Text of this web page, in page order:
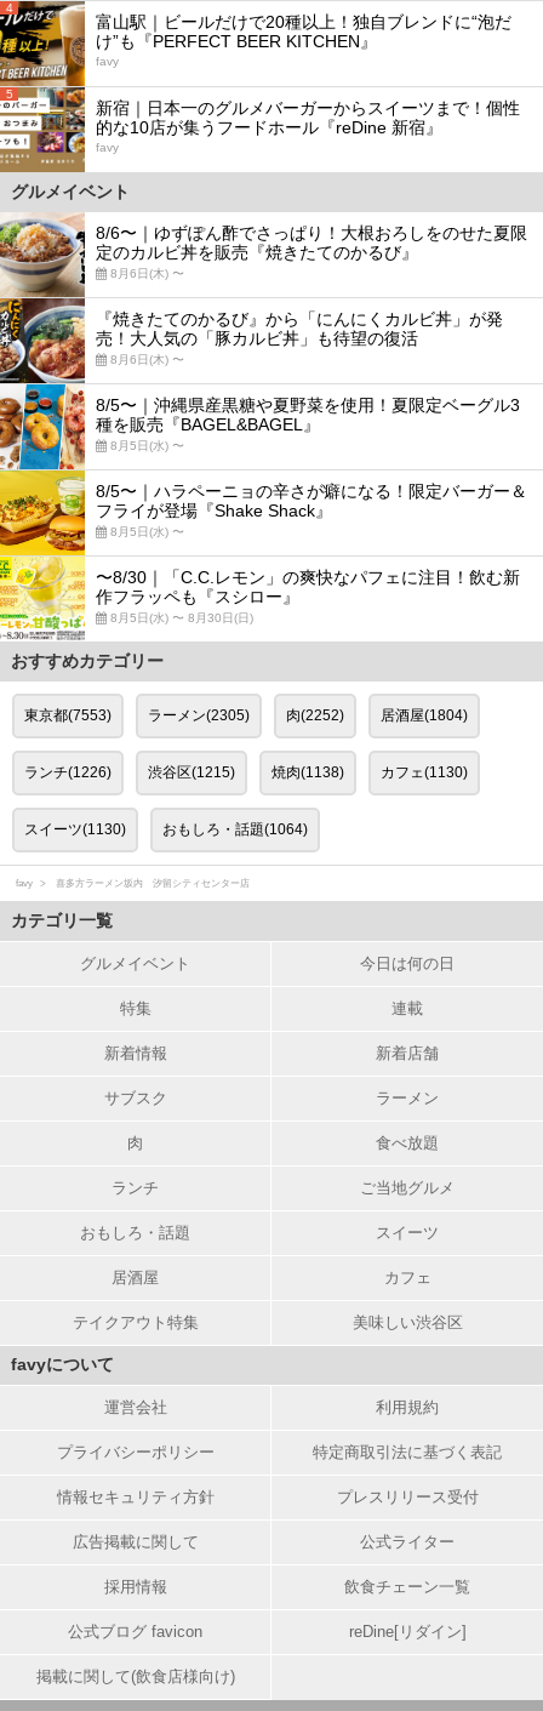
4
富山駅｜ビールだけで20種以上！独自ブレンドに“泡だ
け”も『PERFECT BEER KITCHEN』
favy
5
新宿｜日本一のグルメバーガーからスイーツまで！個性
的な10店が集うフードホール『reDine 新宿』
favy
グルメイベント
8/6〜｜ゆずぽん酢でさっぱり！大根おろしをのせた夏限
定のカルビ丼を販売『焼きたてのかるび』
8月6日(木) 〜
『焼きたてのかるび』から「にんにくカルビ丼」が発
売！大人気の「豚カルビ丼」も待望の復活
8月6日(木) 〜
8/5〜｜沖縄県産黒糖や夏野菜を使用！夏限定ベーグル3
種を販売『BAGEL&BAGEL』
8月5日(水) 〜
8/5〜｜ハラペーニョの辛さが癖になる！限定バーガー＆
フライが登場『Shake Shack』
8月5日(水) 〜
〜8/30｜「C.C.レモン」の爽快なパフェに注目！飲む新
作フラッペも『スシロー』
8月5日(水) 〜 8月30日(日)
おすすめカテゴリー
東京都(7553) ラーメン(2305) 肉(2252) 居酒屋(1804)
ランチ(1226) 渋谷区(1215) 焼肉(1138) カフェ(1130)
スイーツ(1130) おもしろ・話題(1064)
favy 喜多方ラーメン坂内 汐留シティセンター店
カテゴリ一覧
グルメイベント 今日は何の日
特集 連載
新着情報 新着店舗
サブスク ラーメン
肉 食べ放題
ランチ ご当地グルメ
おもしろ・話題 スイーツ
居酒屋 カフェ
テイクアウト特集 美味しい渋谷区
favyについて
運営会社 利用規約
プライバシーポリシー 特定商取引法に基づく表記
情報セキュリティ方針 プレスリリース受付
広告掲載に関して 公式ライター
採用情報 飲食チェーン一覧
公式ブログ favicon reDine[リダイン]
掲載に関して(飲食店様向け)